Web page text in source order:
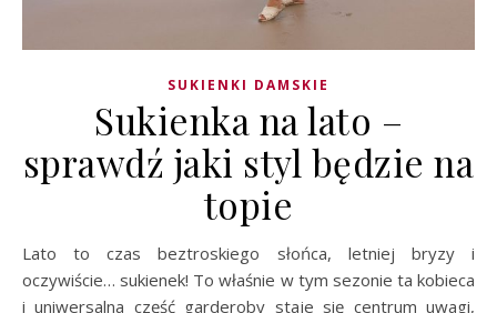
SUKIENKI DAMSKIE
Sukienka na lato –
sprawdź jaki styl będzie na
topie
Lato to czas beztroskiego słońca, letniej bryzy i
oczywiście… sukienek! To właśnie w tym sezonie ta kobieca
i uniwersalna część garderoby staje się centrum uwagi,